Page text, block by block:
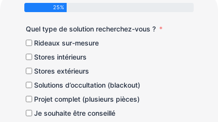
25%
Quel type de solution recherchez-vous ?
Rideaux sur-mesure
Stores intérieurs
Stores extérieurs
Solutions d’occultation (blackout)
Projet complet (plusieurs pièces)
Je souhaite être conseillé